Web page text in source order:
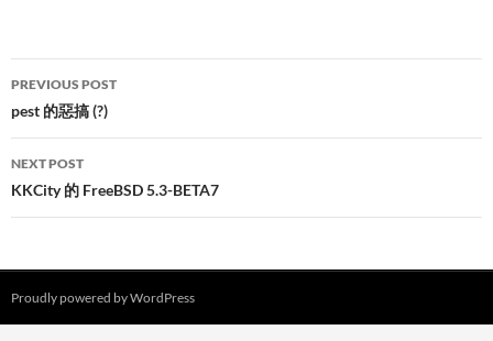
Post
navigation
PREVIOUS POST
pest 的惡搞 (?)
NEXT POST
KKCity 的 FreeBSD 5.3-BETA7
Proudly powered by WordPress